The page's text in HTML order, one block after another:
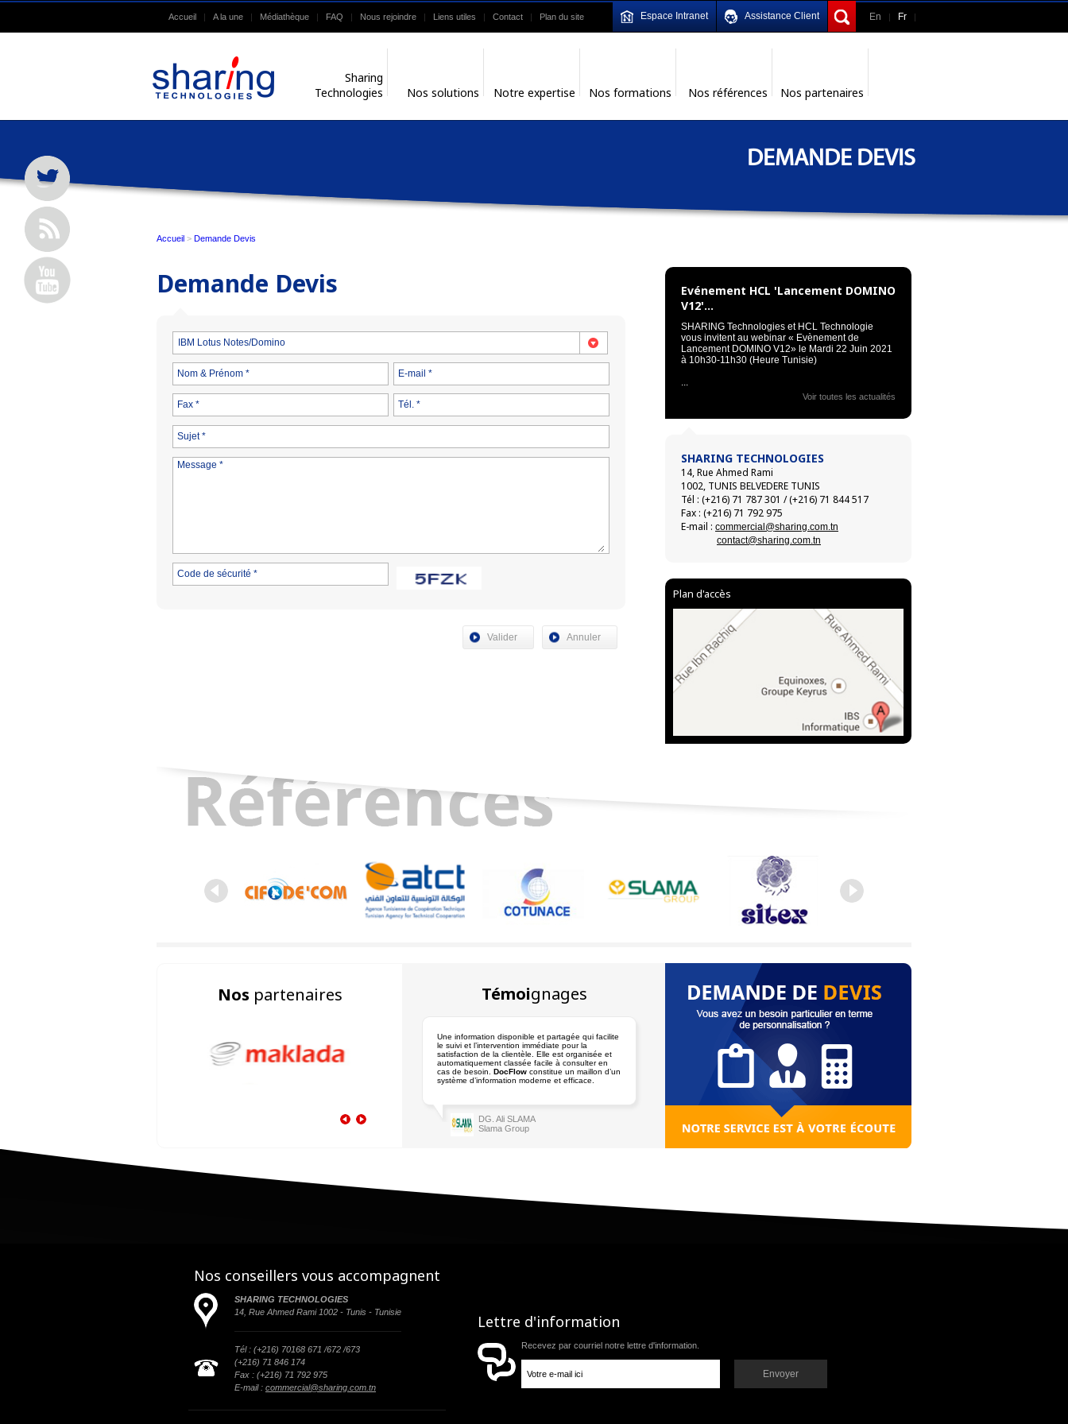
Accueil A la une Médiathèque FAQ Nous rejoindre Liens utiles Contact Plan du site En Fr
Espace Intranet Assistance Client
Sharing
Technologies
Nos solutions Notre expertise Nos formations Nos références Nos partenaires
DEMANDE DEVIS
Accueil > Demande Devis
Demande Devis
IBM Lotus Notes/Domino
Nom & Prénom * E-mail *
Fax * Tél. *
Sujet *
Message *
Code de sécurité *
Voir toutes les actualités
Evénement HCL 'Lancement DOMINO
V12'...
SHARING Technologies et HCL Technologie
vous invitent au webinar « Evènement de
Lancement DOMINO V12» le Mardi 22 Juin 2021
à 10h30-11h30 (Heure Tunisie)
...
SHARING TECHNOLOGIES
14, Rue Ahmed Rami
1002, TUNIS BELVEDERE TUNIS
Tél : (+216) 71 787 301 / (+216) 71 844 517
Fax : (+216) 71 792 975
E-mail : commercial@sharing.com.tn
contact@sharing.com.tn
Plan d'accès
Nos partenaires Témoignages
DG. Ali SLAMA
Slama Group
Une information disponible et partagée qui facilite
le suivi et l’intervention immédiate pour la
satisfaction de la clientèle. Elle est organisée et
automatiquement classée facile à consulter en
cas de besoin. DocFlow constitue un maillon d’un
système d’information moderne et efficace.
Nos conseillers vous accompagnent
SHARING TECHNOLOGIES
14, Rue Ahmed Rami 1002 - Tunis - Tunisie
Tél : (+216) 70168 671 /672 /673
(+216) 71 846 174
Fax : (+216) 71 792 975
E-mail : commercial@sharing.com.tn
Lettre d'information
Recevez par courriel notre lettre d'information.